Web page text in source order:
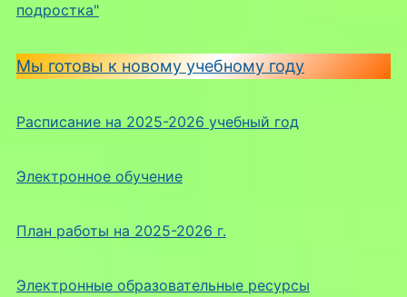
подростка"
Мы готовы к новому учебному году
Расписание на 2025-2026 учебный год
Электронное обучение
План работы на 2025-2026 г.
Электронные образовательные ресурсы